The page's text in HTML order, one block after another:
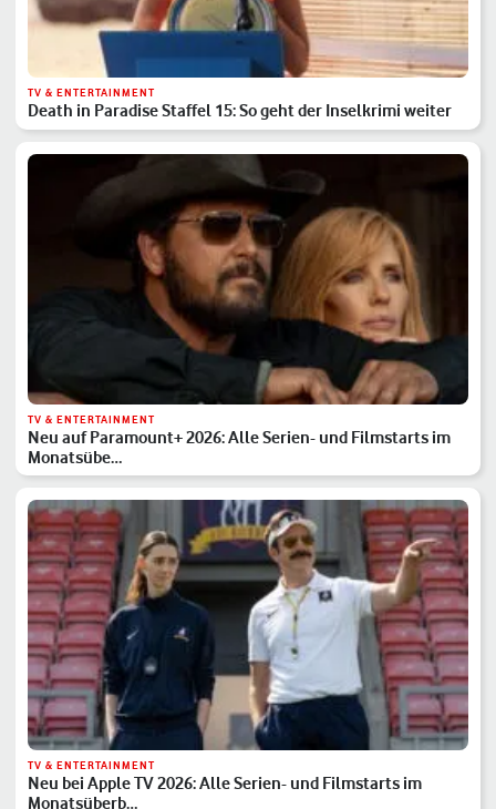
TV & ENTERTAINMENT
Death in Paradise Staffel 15: So geht der Inselkrimi weiter
TV & ENTERTAINMENT
Neu auf Paramount+ 2026: Alle Serien- und Filmstarts im
Monatsübe…
TV & ENTERTAINMENT
Neu bei Apple TV 2026: Alle Serien- und Filmstarts im
Monatsüberb…